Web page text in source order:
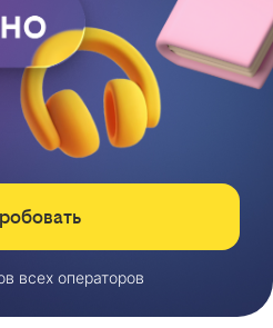
всех операторов